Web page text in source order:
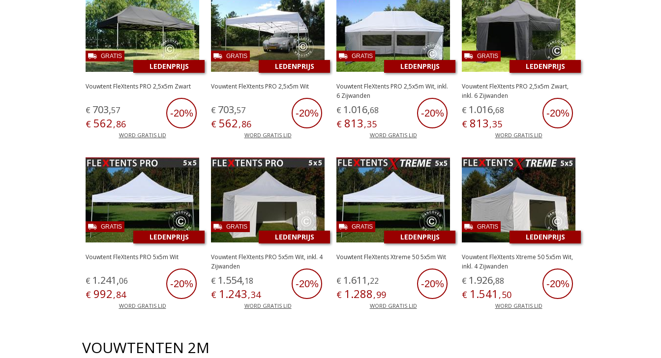
Vouwtent FleXtents PRO 2,5x5m Zwart
-20%
WORD GRATIS LID
€ 703,57
€ 562,86
LEDENPRIJS
GRATIS
Vouwtent FleXtents PRO 2,5x5m Wit
-20%
WORD GRATIS LID
€ 703,57
€ 562,86
LEDENPRIJS
GRATIS
Vouwtent FleXtents PRO 2,5x5m Wit, inkl.
6 Zijwanden
-20%
WORD GRATIS LID
€ 1.016,68
€ 813,35
LEDENPRIJS
GRATIS
Vouwtent FleXtents PRO 2,5x5m Zwart,
inkl. 6 Zijwanden
-20%
WORD GRATIS LID
€ 1.016,68
€ 813,35
LEDENPRIJS
GRATIS
Vouwtent FleXtents PRO 5x5m Wit
-20%
WORD GRATIS LID
€ 1.241,06
€ 992,84
LEDENPRIJS
GRATIS
Vouwtent FleXtents PRO 5x5m Wit, inkl. 4
Zijwanden
-20%
WORD GRATIS LID
€ 1.554,18
€ 1 .243,34
LEDENPRIJS
GRATIS
Vouwtent FleXtents Xtreme 50 5x5m Wit
-20%
WORD GRATIS LID
€ 1.611,22
€ 1 .288,99
LEDENPRIJS
GRATIS
Vouwtent FleXtents Xtreme 50 5x5m Wit,
inkl. 4 Zijwanden
-20%
WORD GRATIS LID
€ 1.926,88
€ 1 .541 ,50
LEDENPRIJS
GRATIS
VOUWTENTEN 2M